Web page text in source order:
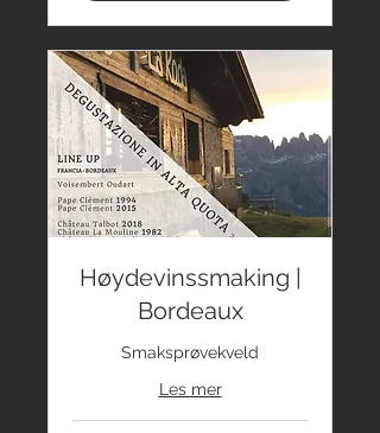
Høydevinssmaking |
Bordeaux
Smaksprøvekveld
Les mer